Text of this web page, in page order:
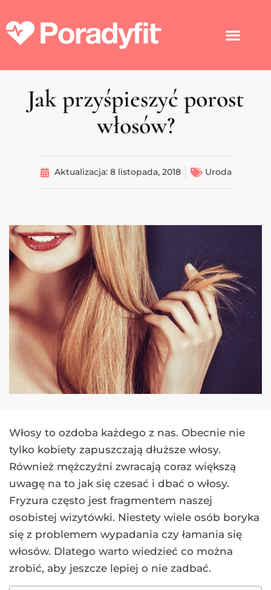
Jak przyśpieszyć porost
włosów?
Aktualizacja: 8 listopada, 2018 Uroda
Włosy to ozdoba każdego z nas. Obecnie nie
tylko kobiety zapuszczają dłuższe włosy.
Również mężczyźni zwracają coraz większą
uwagę na to jak się czesać i dbać o włosy.
Fryzura często jest fragmentem naszej
osobistej wizytówki. Niestety wiele osób boryka
się z problemem wypadania czy łamania się
włosów. Dlatego warto wiedzieć co można
zrobić, aby jeszcze lepiej o nie zadbać.